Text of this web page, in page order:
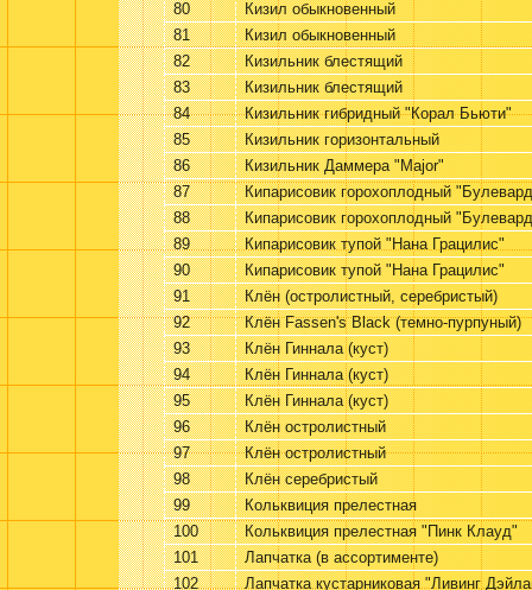
80
Кизил обыкновенный
81
Кизил обыкновенный
82
Кизильник блестящий
83
Кизильник блестящий
84
Кизильник гибридный "Корал Бьюти"
85
Кизильник горизонтальный
86
Кизильник Даммера "Major"
87
Кипарисовик горохоплодный
88
Кипарисовик горохоплодный
89
Кипарисовик тупой "Нана Грацилис"
90
Кипарисовик тупой "Нана Грацилис"
91
Клён (остролистный, серебристый)
92
Клён Fassen's Black (темно-пурпуный)
93
Клён Гиннала (куст)
94
Клён Гиннала (куст)
95
Клён Гиннала (куст)
96
Клён остролистный
97
Клён остролистный
98
Клён серебристый
99
Кольквиция прелестная
100
Кольквиция прелестная "Пинк Клауд"
101
Лапчатка (в ассортименте)
102
Лапчатка кустарниковая "Ливинг